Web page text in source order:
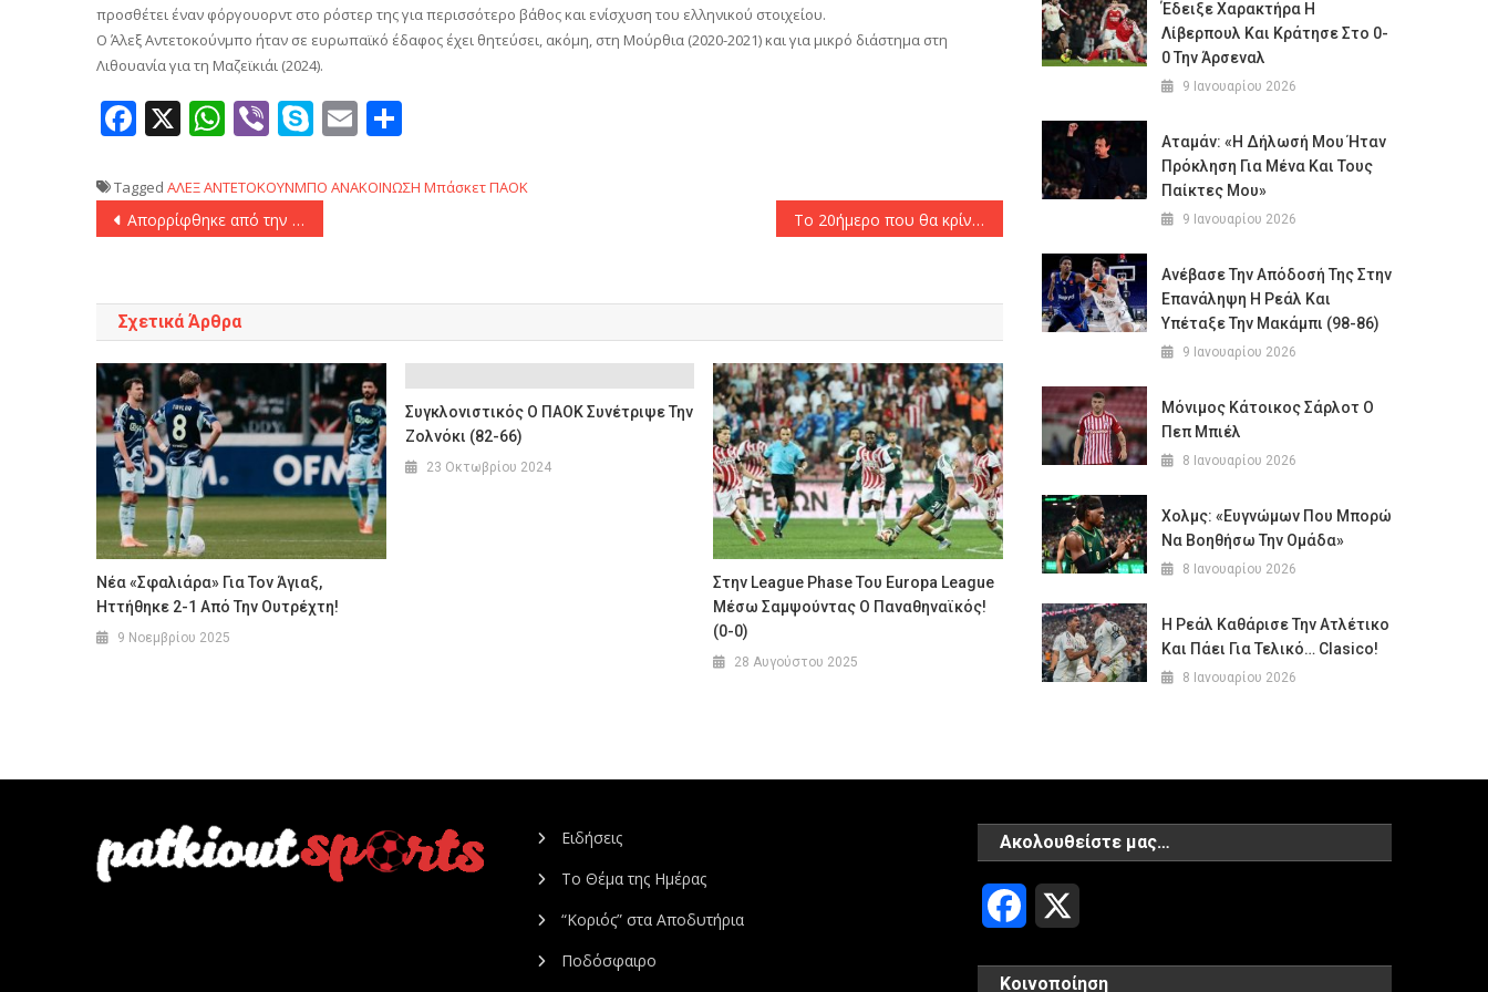
προσθέτει έναν φόργουορντ στο ρόστερ της για περισσότερο βάθος και ενίσχυση του ελληνικού στοιχείου.
Ο Άλεξ Αντετοκούνμπο ήταν σε ευρωπαϊκό έδαφος έχει θητεύσει, ακόμη, στη Μούρθια (2020-2021) και για μικρό διάστημα στη
Λιθουανία για τη Μαζεϊκιάι (2024).
Facebook
X WhatsApp
ViberSkype
Email
Tagged ΑΛΕΞ ΑΝΤΕΤΟΚΟΥΝΜΠΟ ΑΝΑΚΟΙΝΩΣΗ ΜπάσκετΠΑΟΚ
Πλοήγηση
Απορρίφθηκε από την Euroleague η ένσταση του Παναθηναϊκού AKTOR για το ματς με την Παρί Το 20ήμερο που θα κρίνει σχεδόν τα πάντα για τον Ολυμπιακό!
Σχετικά Άρθρα
Νέα «σφαλιάρα» Για Τον Άγιαξ,
Ηττήθηκε 2-1 Από Την Ουτρέχτη!
9 Νοεμβρίου 2025
Συγκλονιστικός Ο ΠΑΟΚ Συνέτριψε Την
Ζολνόκι (82-66)
23 Οκτωβρίου 2024
Στην League Phase Του Εuropa League
Μέσω Σαμψούντας Ο Παναθηναϊκός!
(0-0)
28 Αυγούστου 2025
Έδειξε Χαρακτήρα Η
Λίβερπουλ Και Κράτησε Στο 0-
0 Την Άρσεναλ
9 Ιανουαρίου 2026
Αταμάν: «Η Δήλωσή Μου Ήταν
Πρόκληση Για Μένα Και Τους
Παίκτες Μου»
9 Ιανουαρίου 2026
Ανέβασε Την Απόδοσή Της Στην
Επανάληψη Η Ρεάλ Και
Υπέταξε Την Μακάμπι (98-86)
9 Ιανουαρίου 2026
Μόνιμος Κάτοικος Σάρλοτ Ο
Πεπ Μπιέλ
8 Ιανουαρίου 2026
Χολμς: «Ευγνώμων Που Μπορώ
Να Βοηθήσω Την Ομάδα»
8 Ιανουαρίου 2026
Η Ρεάλ Καθάρισε Την Ατλέτικο
Και Πάει Για Τελικό… Clasico!
8 Ιανουαρίου 2026
Ειδήσεις
Το Θέμα της Ημέρας
“Κοριός” στα Αποδυτήρια
Ποδόσφαιρο
Ακολουθείστε μας…
Facebook
Κοινοποίηση